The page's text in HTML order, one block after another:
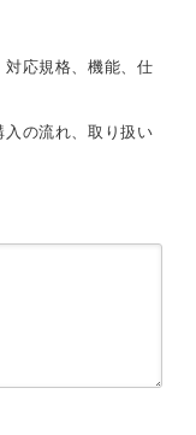
対応規格、機能、仕
入の流れ、取り扱い